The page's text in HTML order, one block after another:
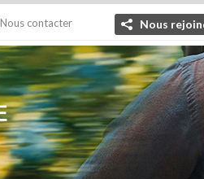
Nous contacter Nous